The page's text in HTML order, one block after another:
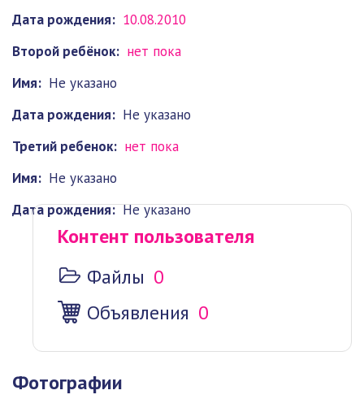
Дата рождения: 10.08.2010
Второй ребёнок: нет пока
Имя: Не указано
Дата рождения: Не указано
Третий ребенок: нет пока
Имя: Не указано
Дата рождения: Не указано
Контент пользователя
Файлы 0
Объявления 0
Фотографии